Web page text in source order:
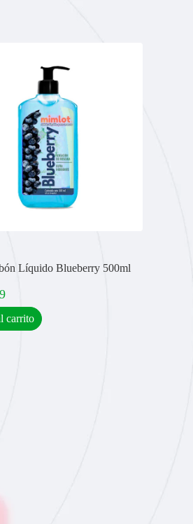
Líquido Blueberry 500ml
carrito